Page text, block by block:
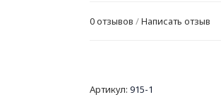
0 отзывов /Написать отзыв
Артикул: 915-1